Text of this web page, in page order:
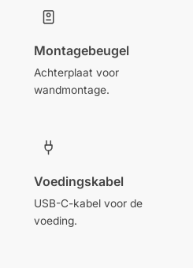
Montagebeugel
Achterplaat voor
wandmontage.
Voedingskabel
USB-C-kabel voor de
voeding.